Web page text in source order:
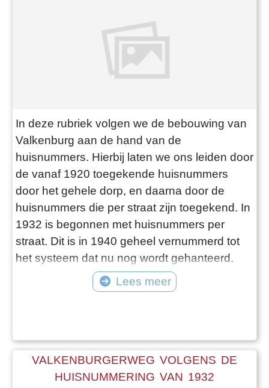
In deze rubriek volgen we de bebouwing van
Valkenburg aan de hand van de
huisnummers. Hierbij laten we ons leiden door
de vanaf 1920 toegekende huisnummers
door het gehele dorp, en daarna door de
huisnummers die per straat zijn toegekend. In
1932 is begonnen met huisnummers per
straat. Dit is in 1940 geheel vernummerd tot
het systeem dat nu nog wordt gehanteerd.
Aan de hand van de archieven volgen we de
wijzigingen zowel in de huisnummers als in de
Lees meer
VALKENBURGERWEG VOLGENS DE
HUISNUMMERING VAN 1932